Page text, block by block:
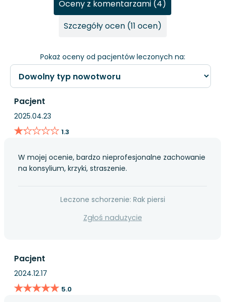
Pokaż oceny od pacjentów leczonych na:
Oceny z komentarzami (4)
Szczegóły ocen (11 ocen)
Pacjent
2025.04.23
★★★★★
★★★★★ 1.3
W mojej ocenie, bardzo nieprofesjonalne zachowanie
na konsylium, krzyki, straszenie.
Leczone schorzenie: Rak piersi
Zgłoś nadużycie
Pacjent
2024.12.17
★★★★★
★★★★★ 5.0